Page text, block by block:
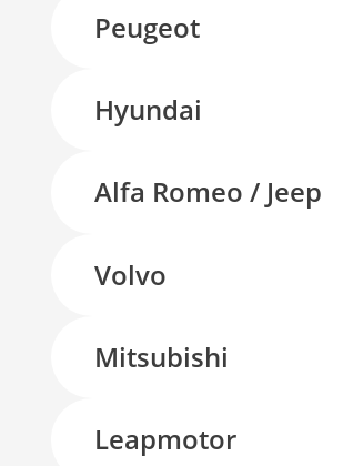
Peugeot
Hyundai
Alfa Romeo / Jeep
Volvo
Mitsubishi
Leapmotor